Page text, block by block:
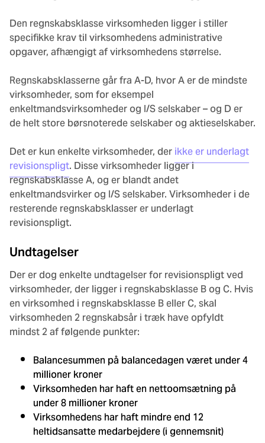
Den regnskabsklasse virksomheden ligger i stiller
specifikke krav til virksomhedens administrative
opgaver, afhængigt af virksomhedens størrelse.
Regnskabsklasserne går fra A-D, hvor A er de mindste
virksomheder, som for eksempel
enkeltmandsvirksomheder og I/S selskaber – og D er
de helt store børsnoterede selskaber og aktieselskaber.
Det er kun enkelte virksomheder, derikke er underlagt
revisionspligt. Disse virksomheder ligger i
regnskabsklasse A, og er blandt andet
enkeltmandsvirker og I/S selskaber. Virksomheder i de
resterende regnskabsklasser er underlagt
revisionspligt.
Undtagelser
Der er dog enkelte undtagelser for revisionspligt ved
virksomheder, der ligger i regnskabsklasse B og C. Hvis
en virksomhed i regnskabsklasse B eller C, skal
virksomheden 2 regnskabsår i træk have opfyldt
mindst 2 af følgende punkter:
Balancesummen på balancedagen været under 4
millioner kroner
Virksomheden har haft en nettoomsætning på
under 8 millioner kroner
Virksomhedens har haft mindre end 12
heltidsansatte medarbejdere (i gennemsnit)